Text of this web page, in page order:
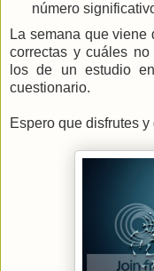
número
La semana que viene
correctas y cuáles
los de un estudio
cuestionario.
Espero que disfrutes